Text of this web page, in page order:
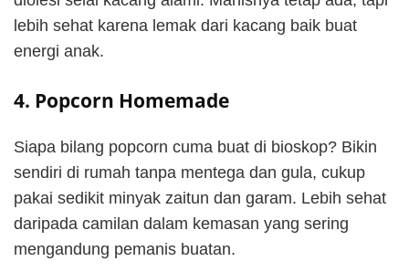
lebih sehat karena lemak dari kacang baik buat
energi anak.
4. Popcorn Homemade
Siapa bilang popcorn cuma buat di bioskop? Bikin
sendiri di rumah tanpa mentega dan gula, cukup
pakai sedikit minyak zaitun dan garam. Lebih sehat
daripada camilan dalam kemasan yang sering
mengandung pemanis buatan.